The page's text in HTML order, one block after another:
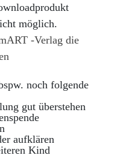
möglich.
-Verlag die
noch folgende
gut überstehen
aufklären
Kind